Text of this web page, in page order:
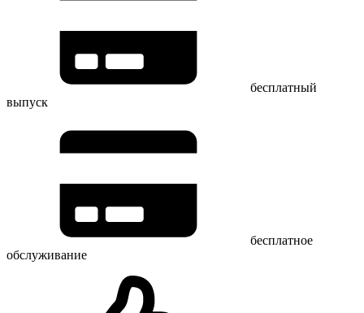
бесплатный
выпуск
бесплатное
обслуживание